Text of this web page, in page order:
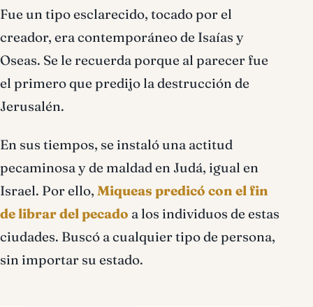
Fue un tipo esclarecido, tocado por el
creador, era contemporáneo de Isaías y
Oseas. Se le recuerda porque al parecer fue
el primero que predijo la destrucción de
Jerusalén.
En sus tiempos, se instaló una actitud
pecaminosa y de maldad en Judá, igual en
Israel. Por ello, Miqueas predicó con el fin
de librar del pecado a los individuos de estas
ciudades. Buscó a cualquier tipo de persona,
sin importar su estado.